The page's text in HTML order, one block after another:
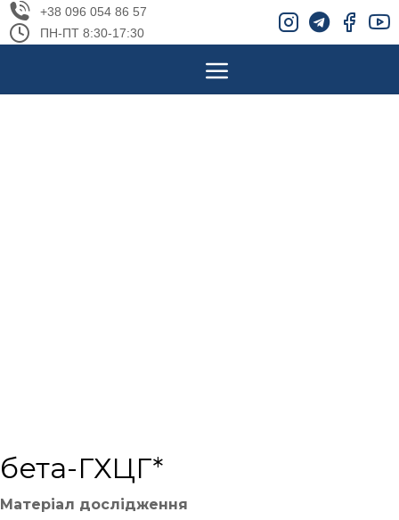
+38 096 054 86 57
ПН-ПТ 8:30-17:30
бета-ГХЦГ*
Матеріал дослідження